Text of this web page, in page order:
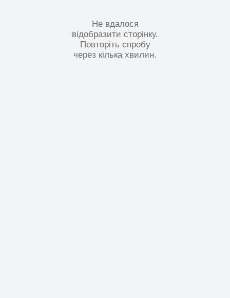
Не вдалося
відобразити сторінку.
Повторіть спробу
через кілька хвилин.